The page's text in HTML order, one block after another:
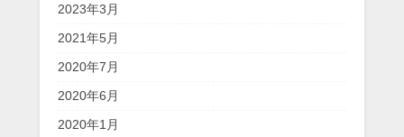
2023年3月
2021年5月
2020年7月
2020年6月
2020年1月